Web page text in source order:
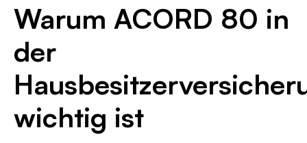
Warum ACORD 80 in
der
wichtig ist